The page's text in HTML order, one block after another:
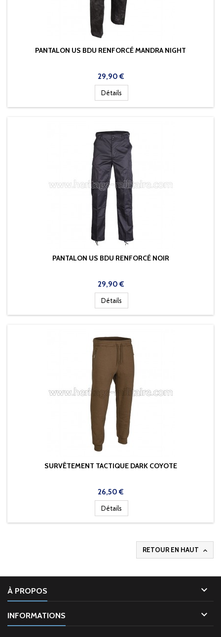
PANTALON US BDU RENFORCÉ MANDRA NIGHT
Prix
29,90 €
Détails
PANTALON US BDU RENFORCÉ NOIR
Prix
29,90 €
Détails
SURVÊTEMENT TACTIQUE DARK COYOTE
Prix
26,50 €
Détails
RETOUR EN HAUT 
À PROPOS 
INFORMATIONS 